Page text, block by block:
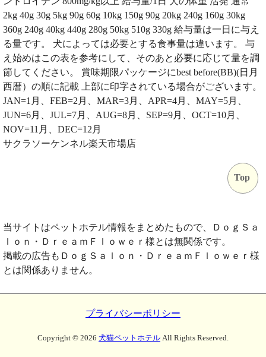
2kg 40g 30g 5kg 90g 60g 10kg 150g 90g 20kg 240g 160g 30kg
360g 240g 40kg 440g 280g 50kg 510g 330g 給与量は一日に与え
る量です。 犬によっては必要とする食事量は違います。 与
え始めはこの表を参考にして、そのあと必要に応じて量を調
節してください。 賞味期限パッケージにbest before(BB)(日月
西暦）の順に記載 上部に印字されている場合がございます。
JAN=1月、FEB=2月、MAR=3月、APR=4月、MAY=5月、
JUN=6月、JUL=7月、AUG=8月、SEP=9月、OCT=10月、
NOV=11月、DEC=12月
サクラソーケンネル楽天市場店
Top
当サイトはペットホテル情報をまとめたもので、ＤｏｇＳａ
ｌｏｎ・ＤｒｅａｍＦｌｏｗｅｒ様とは無関係です。
掲載の広告もＤｏｇＳａｌｏｎ・ＤｒｅａｍＦｌｏｗｅｒ様
とは関係ありません。
プライバシーポリシー
Copyright © 2026 犬猫ペットホテル All Rights Reserved.